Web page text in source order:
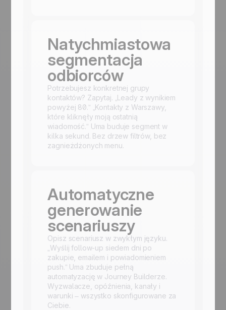
Natychmiastowa
segmentacja
odbiorców
Potrzebujesz konkretnej grupy
kontaktów? Zapytaj. „Leady z wynikiem
powyżej 80.” „Kontakty z Warszawy,
które kliknęły moją ostatnią
wiadomość.” Uma buduje segment w
kilka sekund. Bez drzew filtrów, bez
zagnieżdżonych menu.
Automatyczne
generowanie
scenariuszy
Opisz scenariusz w zwykłym języku.
„Wyślij follow-up siedem dni po
zakupie, emailem i powiadomieniem
push.” Uma zbuduje pełną
automatyzację w Journey Builderze.
Wyzwalacze, opóźnienia, kanały i
warunki – wszystko skonfigurowane za
Ciebie.